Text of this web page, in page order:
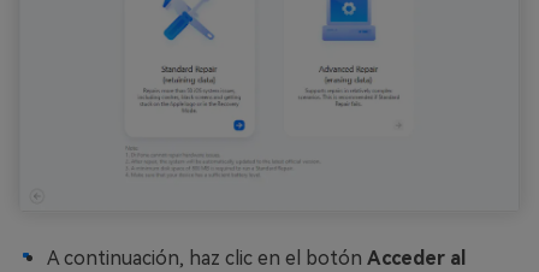
A continuación, haz clic en el botón Acceder al